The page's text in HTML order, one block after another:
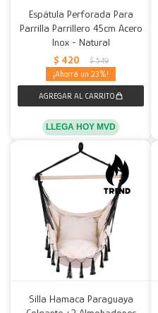
Espátula Perforada Para
Parrilla Parrillero 45cm Acero
Inox - Natural
$ 420 $ 549
23
LLEGA HOY MVD
Silla Hamaca Paraguaya